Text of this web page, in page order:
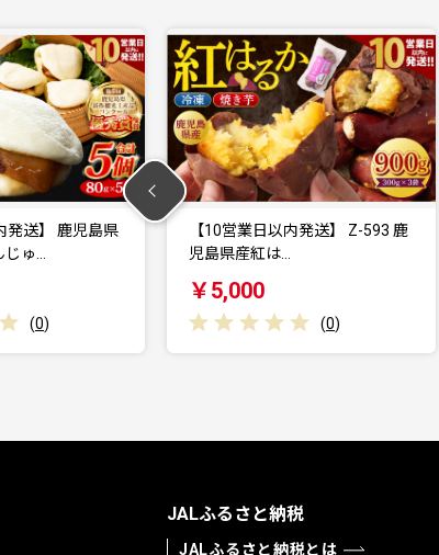
発送】 Z-593 鹿
(0)
甑島の地魚つけあげ（さつまあ
げ）セット 4種41枚…
￥11,000
(0)
JALふるさと納税
JALふるさと納税とは